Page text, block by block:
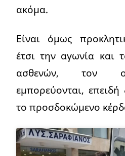
ακόμα.
Είναι όμως
έτσι την αγωνία και
ασθενών, τον
εμπορεύονται, επειδή
το προσδοκώμενο